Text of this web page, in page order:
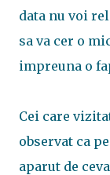
data nu voi
sa va cer o
impreuna o
Cei care
observat ca
aparut de